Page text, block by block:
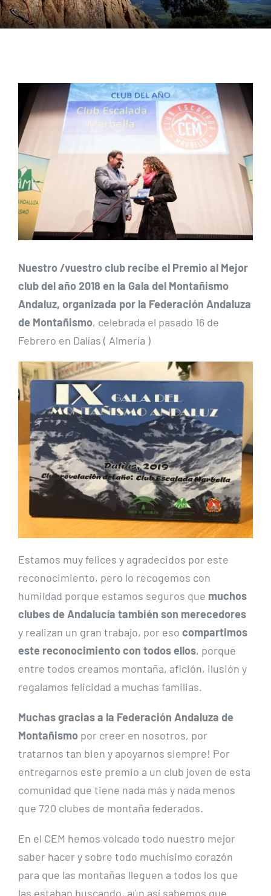
imagen
más
grande
Nuestro /vuestro club recibe el Premio al Mejor
club del año 2018 en la Gala del Montañismo
Andaluz, organizada por la Federación Andaluza
de Montañismo, celebrada el pasado 16 de
Febrero en Dalías ( Almería )
Estamos muy felices y agradecidos por este
reconocimiento, pero lo recogemos con
humildad porque estamos seguros que muchos
clubes de Andalucía también son merecedores
y realizan un gran trabajo, por eso compartimos
este reconocimiento con todos ellos, porque
entre todos creamos montaña, afición, ilusión y
regalamos felicidad a muchas familias.
Muchas gracias a la Federación Andaluza de
Montañismo por creer en nosotros, por
tratarnos tan bien y apoyarnos siempre! Por
entregarnos este premio a un club joven de esta
comunidad que tiene nada más y nada menos
que 720 clubes de montaña federados.
En el CEM hemos volcado todo nuestro mejor
saber hacer y sobre todo muchísimo corazón
para que las montañas lleguen a todos los que
las estaban buscando, aún así sabemos que